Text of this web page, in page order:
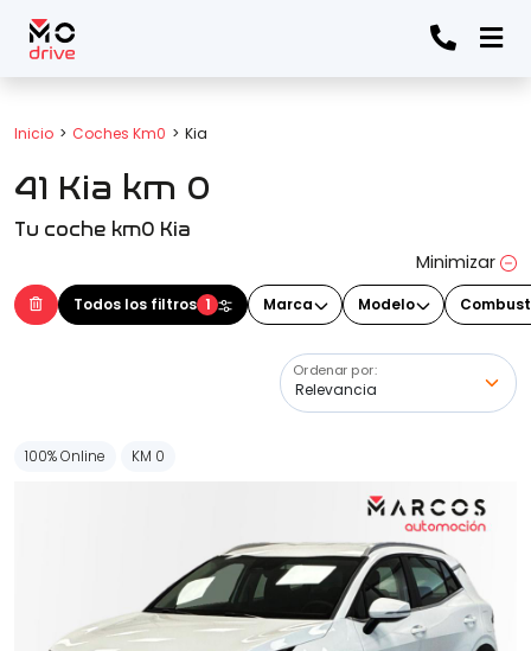
Inicio Coches Km0 Kia
41 Kia km 0
Tu coche km0 Kia
Minimizar
Todos los filtros 1 Marca Modelo
Ordenar por:
Todos los filtros
Marca
Modelo
(Elige uno o varios modelos)
100% Online KM 0